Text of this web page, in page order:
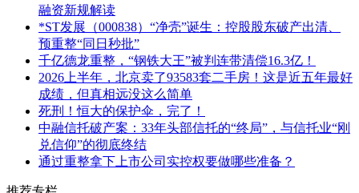
融资新规解读
*ST发展（000838）“净壳”诞生：控股股东破产出清、
预重整“同日秒批”
千亿德龙重整，“钢铁大王”被判连带清偿16.3亿！
2026上半年，北京卖了93583套二手房！这是近五年最好
成绩，但真相远没这么简单
死刑！恒大的保护伞，完了！
中融信托破产案：33年头部信托的“终局”，与信托业“刚
兑信仰”的彻底终结
通过重整拿下上市公司实控权要做哪些准备？